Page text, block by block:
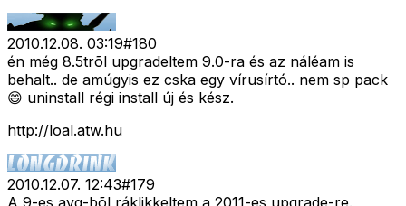
2010.12.08. 03:19#180
én még 8.5trõl upgradeltem 9.0-ra és az náléam is
behalt.. de amúgyis ez cska egy vírusírtó.. nem sp pack
😄 uninstall régi install új és kész.
http://loal.atw.hu
2010.12.07. 12:43#179